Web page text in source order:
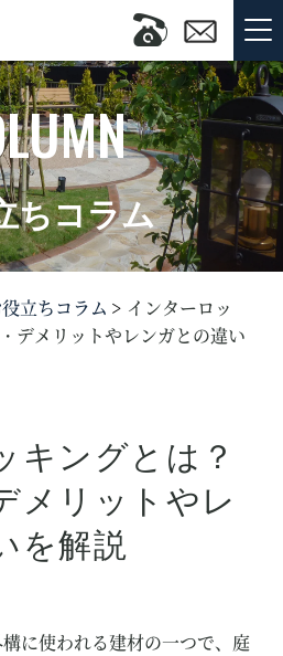
ちコラム
立ちコラム
インターロッ
デメリットやレンガとの違い
キングとは？
メリットやレ
を解説
に使われる建材の一つで、庭